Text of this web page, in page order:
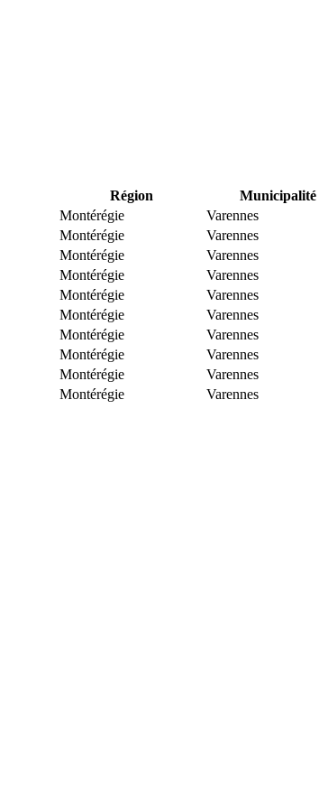
Région Municipalité
Montérégie
Varennes
Montérégie
Varennes
Montérégie
Varennes
Montérégie
Varennes
Montérégie
Varennes
Montérégie
Varennes
Montérégie
Varennes
Montérégie
Varennes
Montérégie
Varennes
Montérégie Varennes